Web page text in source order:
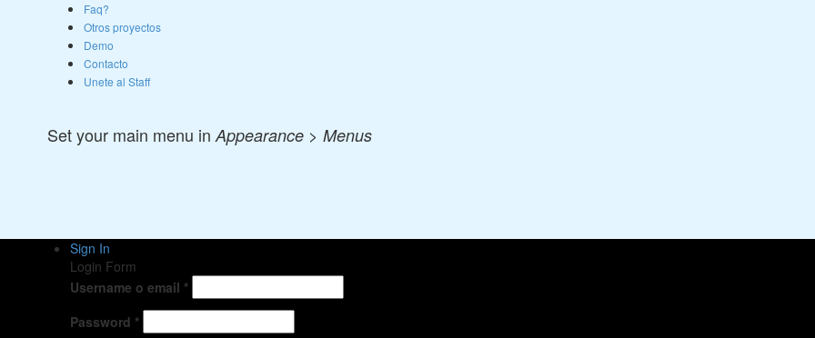
Faq?
Otros proyectos
Demo
Contacto
Unete al Staff
Set your main menu inAppearance > Menus
Sign In
Login Form
Username o email *
Password *